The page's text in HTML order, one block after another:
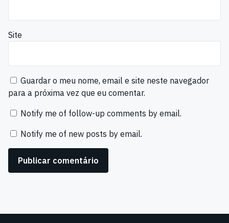
Site
Guardar o meu nome, email e site neste navegador
para a próxima vez que eu comentar.
Notify me of follow-up comments by email.
Notify me of new posts by email.